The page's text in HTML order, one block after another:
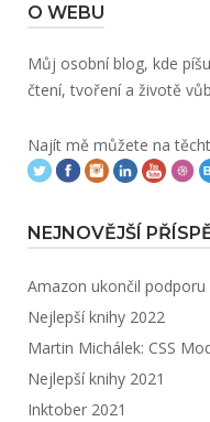
O WEBU
Můj osobní blog, kde
čtení, tvoření a životě
Najít mě můžete na
NEJNOVĚJŠÍ
Amazon ukončil
Nejlepší knihy 2022
Martin Michálek: CSS
Nejlepší knihy 2021
Inktober 2021